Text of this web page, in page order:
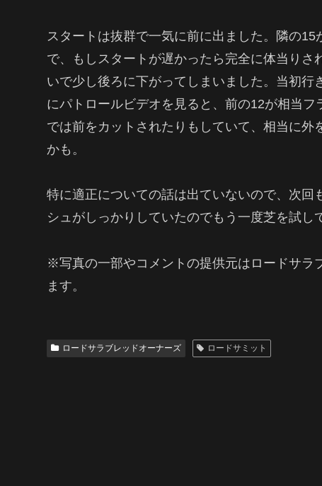
スタートは抜群で一気に前に出ました。隣の
で、もしスタートが遅かったら完全に体当り
いで少し後ろに下がってしまいました。当初
にパトロールビデオを見ると、前の12が相当
では前をカットされたりもしていて、相当に
かも。
特に適正についての話は出ていないので、次回
シュがしっかりしていたのでもう一度芝を試し
※写真の一部やコメントの提供元はロードサラ
ます。
ロードサラブレッドオーナーズ ロードサミット